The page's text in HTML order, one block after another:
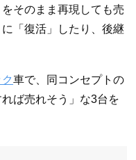
そのまま再現しても売
「復活」したり、後継
車で、同コンセプトの
ば売れそう」な3台を